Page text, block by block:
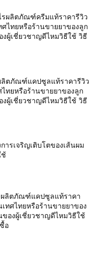
รผลิตภัณฑ์ครีมแท้ราคารีวิว
ไทยหรือร้านขายยาของลูก
งผู้เชี่ยวชาญดีไหมวิธีใช้ วิธี
ลิตภัณฑ์แคปซูลแท้ราคารีวิว
ทยหรือร้านขายยาของลูก
งผู้เชี่ยวชาญดีไหมวิธีใช้ วิธี
ารเจริญเติบโตของเส้นผม
ช้
ผลิตภัณฑ์แคปซูลแท้ราคา
ทศไทยหรือร้านขายยาของ
ของผู้เชี่ยวชาญดีไหมวิธีใช้
อ